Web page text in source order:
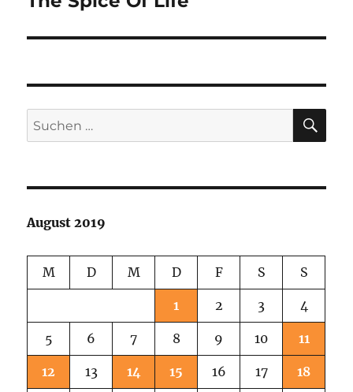
Suchen
nach:
August 2019
M D M D F S S
1 2 3 4
5 6 7 8 9 10 11
12 13 14 15 16 17 18